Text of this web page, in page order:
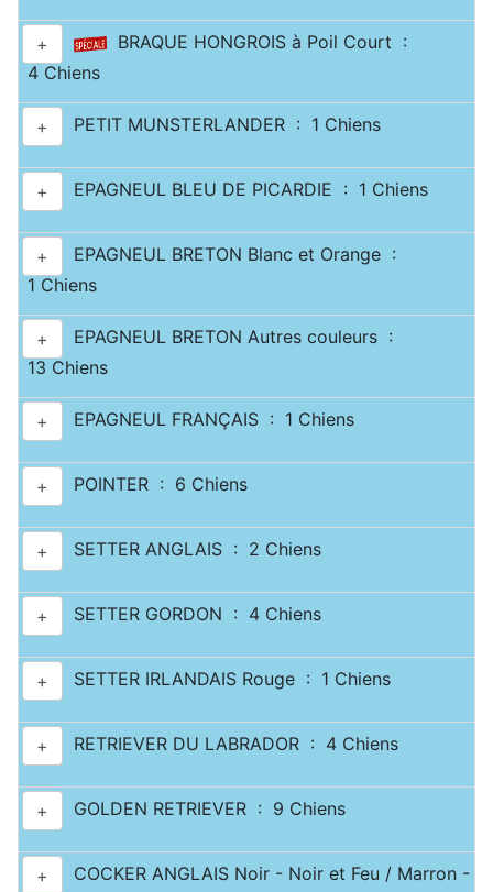
+
BRAQUE HONGROIS à Poil Court :
4 Chiens
+ PETIT MUNSTERLANDER : 1 Chiens
+ EPAGNEUL BLEU DE PICARDIE : 1 Chiens
+
EPAGNEUL BRETON Blanc et Orange :
1 Chiens
+
EPAGNEUL BRETON Autres couleurs :
13 Chiens
+ EPAGNEUL FRANÇAIS : 1 Chiens
+ POINTER : 6 Chiens
+ SETTER ANGLAIS : 2 Chiens
+ SETTER GORDON : 4 Chiens
+ SETTER IRLANDAIS Rouge : 1 Chiens
+ RETRIEVER DU LABRADOR : 4 Chiens
+ GOLDEN RETRIEVER : 9 Chiens
+
COCKER ANGLAIS Noir - Noir et Feu / Marron -